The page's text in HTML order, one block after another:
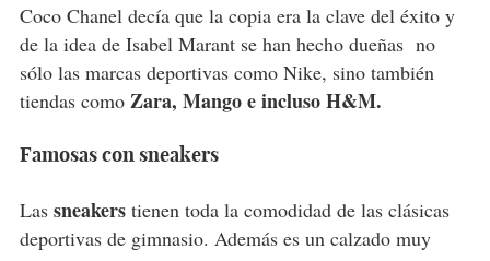
Coco Chanel decía que la copia era la clave del éxito y
de la idea de Isabel Marant se han hecho dueñas no
sólo las marcas deportivas como Nike, sino también
tiendas como Zara, Mango e incluso H&M.
Famosas con sneakers
Las sneakerstienen toda la comodidad de las clásicas
deportivas de gimnasio. Además es un calzado muy